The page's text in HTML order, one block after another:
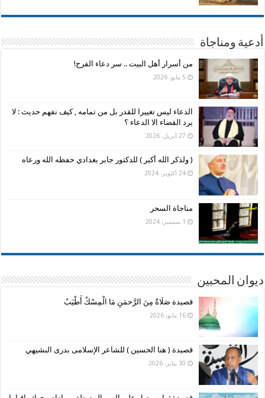
أدعية ومناجاة
من أسرار أهل البيت .. سر دعاء الفرج!
5 مايو، 2026
الدعاء ليس تغييرا للقدر بل من تمامه , كيف نفهم حديث : لا
يرد القضاء الا الدعاء ؟
27 أبريل، 2026
( ولذكر الله أكبر ) للدكتور جابر بغدادي حفظه الله ورعاه
24 أكتوبر، 2024
مناجاة السحر
1 سبتمبر، 2024
ديوان المحبين
قصيدة صَلَاةٌ مِنَ الرَّحمَنِ مَا الْمِسْكُ أَطْيَبُ
16 مايو، 2026
قصيدة ( هنا الحسين ) للشاعر الإسلامى بدرى البشيهي
30 يناير، 2026